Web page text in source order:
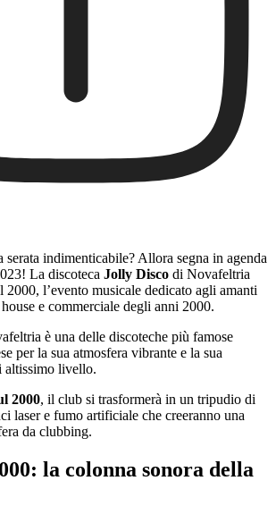
serata indimenticabile? Allora segna in agenda
La discoteca Jolly Disco di Novafeltria
2000, l’evento musicale dedicato agli amanti
e commerciale degli anni 2000.
è una delle discoteche più famose
per la sua atmosfera vibrante e la sua
altissimo livello.
2000, il club si trasformerà in un tripudio di
laser e fumo artificiale che creeranno una
da clubbing.
la colonna sonora della